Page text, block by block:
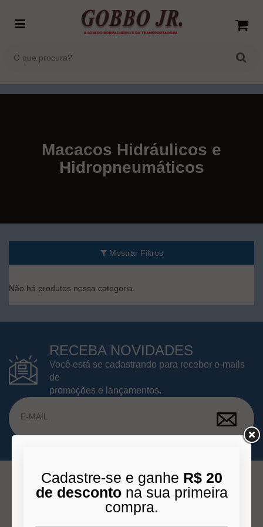
Macacos Hidráulicos e
Hidropneumáticos
Mostrar Filtros
Não há produtos nessa categoria.
RECEBA NOVIDADES
Você está se cadastrando para receber e-mails
de
promoções e lançamentos.
INSTITUCIONAL
Cadastre-se e ganhe R$ 20
de descontona sua primeira
compra.